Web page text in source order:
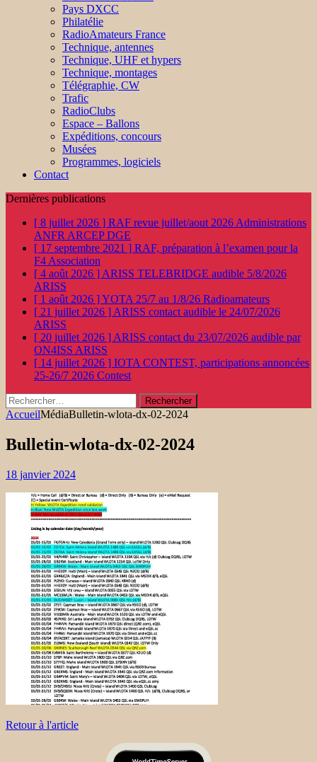
Pays DXCC
Philatélie
RadioAmateurs France
Technique, antennes
Technique, UHF et hypers
Technique, montages
Télégraphie, CW
Trafic
RadioClubs
Espace – Ballons
Expéditions, concours
Musées
Programmes, logiciels
Contact
Dernières publications
[ 8 juillet 2026 ] RAF revue juillet/aout 2026 Administrations
ANFR ARCEP DGE
[ 17 septembre 2021 ] RAF, préparation à l’examen pour la
F4 Association
[ 4 août 2026 ] ARISS TELEBRIDGE audible 5/8/2026
ARISS
[ 1 août 2026 ]YOTA 25/7 au 1/8/26 Radioamateurs
[ 21 juillet 2026 ] ARISS contact audible le 24/07/2026
ARISS
[ 20 juillet 2026 ] ARISS contact du 23/07/2026 audible par
ON4ISS ARISS
[ 14 juillet 2026 ] IOTA CONTEST, participations annoncées
25-26/7 2026 Contest
Rechercher :
AccueilMédiaBulletin-wlota-dx-02-2024
Bulletin-wlota-dx-02-2024
18 janvier 2024
Retour à l'article